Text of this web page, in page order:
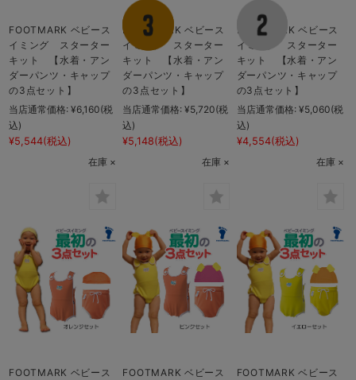
FOOTMARK ベビース
イミング スターター
キット 【水着・アン
ダーパンツ・キャップ
の3点セット】
当店通常価格: ¥6,160(税
込)
¥5,544(税込)
在庫 ×
FOOTMARK ベビース
イミング スターター
キット 【水着・アン
ダーパンツ・キャップ
の3点セット】
当店通常価格: ¥5,720(税
込)
¥5,148(税込)
在庫 ×
FOOTMARK ベビース
イミング スターター
キット 【水着・アン
ダーパンツ・キャップ
の3点セット】
当店通常価格: ¥5,060(税
込)
¥4,554(税込)
在庫 ×
FOOTMARK ベビース
FOOTMARK ベビース
FOOTMARK ベビース